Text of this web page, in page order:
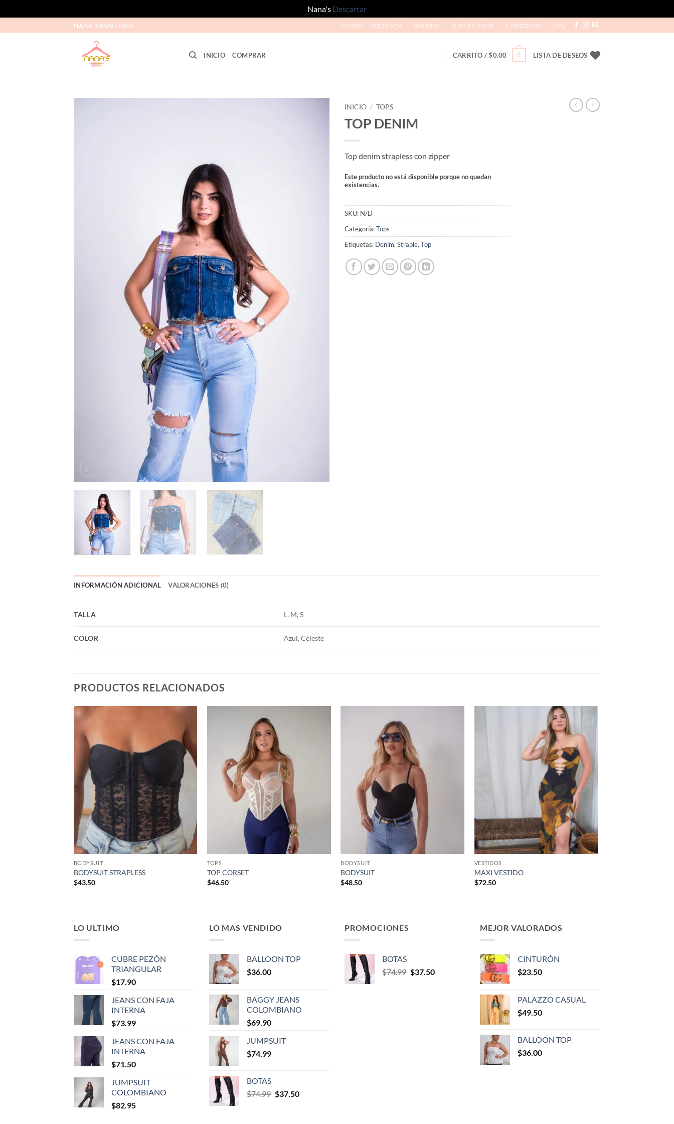
Nana's Descartar
NANA´S BOUTIQUE Acceder / Registrarse Nosotros Nuestra tienda Contáctanos FAQ
INICIO COMPRAR CARRITO /$0.00 0 LISTA DE DESEOS
INICIO / TOPS
TOP DENIM
Top denim strapless con zipper
Este producto no está disponible porque no quedan
existencias.
SKU: N/D
Categoría:Tops
Etiquetas: Denim, Straple, Top
INFORMACIÓN ADICIONAL VALORACIONES (0)
TALLA L, M, S
COLOR Azul, Celeste
PRODUCTOS RELACIONADOS
Añadir
a la
lista de
deseos
BODYSUIT
BODYSUIT STRAPLESS
$43.50
TOPS
TOP CORSET
$46.50
BODYSUIT
BODYSUIT
$48.50
Añadir
a la
lista de
deseos
VESTIDOS
MAXI VESTIDO
$72.50
LO ULTIMO
CUBRE PEZÓN
TRIANGULAR
$17.90
JEANS CON FAJA
INTERNA
$73.99
JEANS CON FAJA
INTERNA
$71.50
JUMPSUIT
COLOMBIANO
$82.95
LO MAS VENDIDO
BALLOON TOP
$36.00
BAGGY JEANS
COLOMBIANO
$69.90
JUMPSUIT
$74.99
BOTAS
$74.99 $37.50
PROMOCIONES
BOTAS
$74.99 $37.50
MEJOR VALORADOS
CINTURÓN
$23.50
PALAZZO CASUAL
$49.50
BALLOON TOP
$36.00